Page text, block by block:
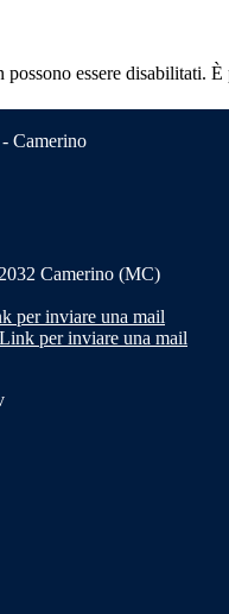
essere disabilitati.
Camerino
Camerino (MC)
per inviare una mail
Link per inviare una mail